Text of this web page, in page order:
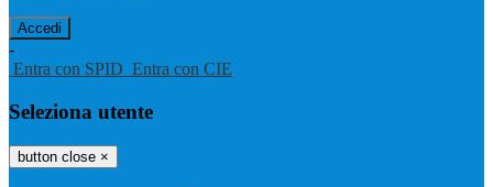
-
Entra con SPID Entra con CIE
Seleziona utente
button close ×